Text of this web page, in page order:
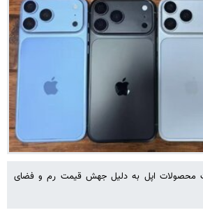
محصولات اپل به دلیل جهش قیمت رم و فضای